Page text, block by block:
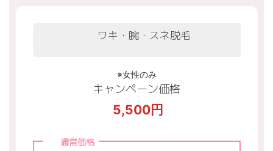
ワキ・腕・スネ脱毛
※女性のみ
キャンペーン価格
5,500円
通常価格